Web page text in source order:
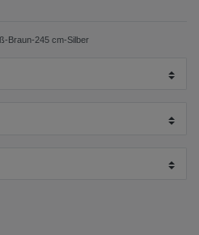
Braun-245 cm-Silber